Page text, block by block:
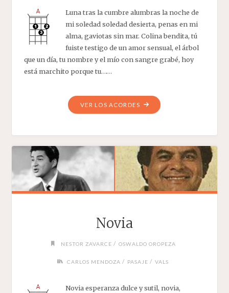
Luna tras la cumbre alumbras la noche de
mi soledad soledad desierta, penas en mi
alma, gaviotas sin mar. Colina bendita, tú
fuiste testigo de un amor sensual, el árbol
que un día, tu nombre y el mío con sangre grabé, hoy
está marchito porque tu……
VER LOS ACORDES"NOCHE
Y
Novia
NESTOR ZAVARCE / OSWALDO OROPEZA
CARLOS MENDOZA / PASAJE / VALS
Novia esperanza dulce y sutil, novia,